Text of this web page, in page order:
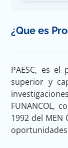
¿Que es
PAESC, es
superior y
FUNANCOL,
1992 del